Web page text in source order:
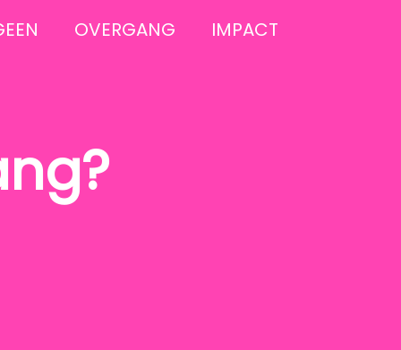
OVERGANG IMPACT